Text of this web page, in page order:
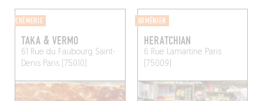
CRÈMERIE
TAKA & VERMO
61 Rue du Faubourg Saint-
DenisParis (75010)
ARMÉNIEN
HERATCHIAN
6 Rue Lamartine Paris
(75009)